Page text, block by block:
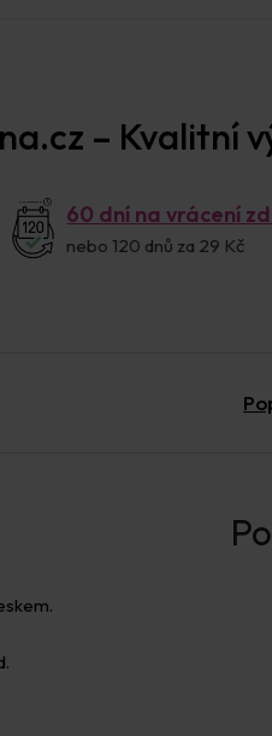
– Kvalitní
60 dní na vrácení
nebo 120 dnů za 29 Kč